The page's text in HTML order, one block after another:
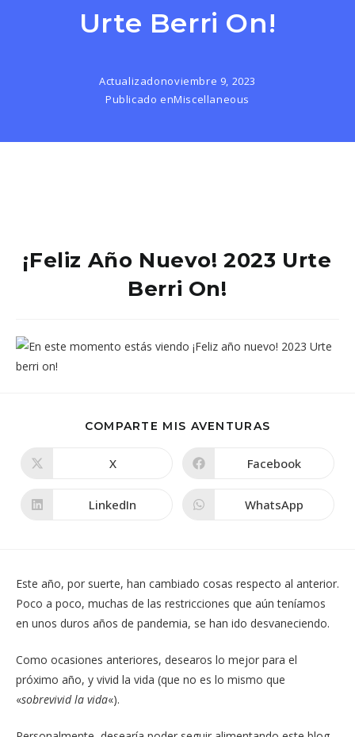
Urte Berri On!
Actualizadonoviembre 9, 2023
Publicado enMiscellaneous
¡Feliz Año Nuevo! 2023 Urte
Berri On!
COMPARTE MIS AVENTURAS
CONTENIDO
una
nueva
X Se
una
nueva
Facebook
Se
LinkedIn Se
WhatsApp
Este año, por suerte, han cambiado cosas respecto al anterior.
Poco a poco, muchas de las restricciones que aún teníamos
en unos duros años de pandemia, se han ido desvaneciendo.
Como ocasiones anteriores, desearos lo mejor para el
próximo año, y vivid la vida (que no es lo mismo que
«sobrevivid la vida«).